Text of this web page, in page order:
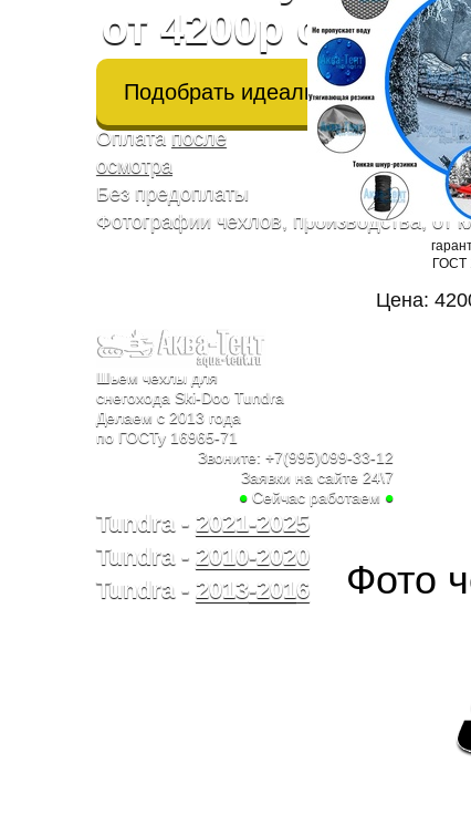
от 4200р с
Подобрать идеальный чехол
Оплата после
осмотра
Без предоплаты
Фотографии чехлов, производства, от
Шьем чехлы для
снегохода Ski-Doo Tundra
Делаем с 2013 года
по ГОСТу 16965-71
Звоните: +7(995)099-33-12
Заявки на сайте 24\7
● Сейчас работаем ●
Tundra - 2021-2025
Tundra - 2010-2020
Tundra - 2013-2016
ГОСТ
Цена:
Фото